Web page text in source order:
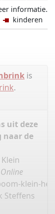
informatie.
kinderen
is
.
uit deze
naar de
klein-
Steffens